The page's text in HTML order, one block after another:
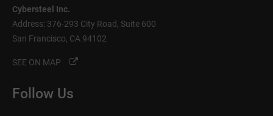
Cybersteel Inc.
Address: 376-293 City Road, Suite 600
San Francisco, CA 94102
SEE ON MAP
Follow Us